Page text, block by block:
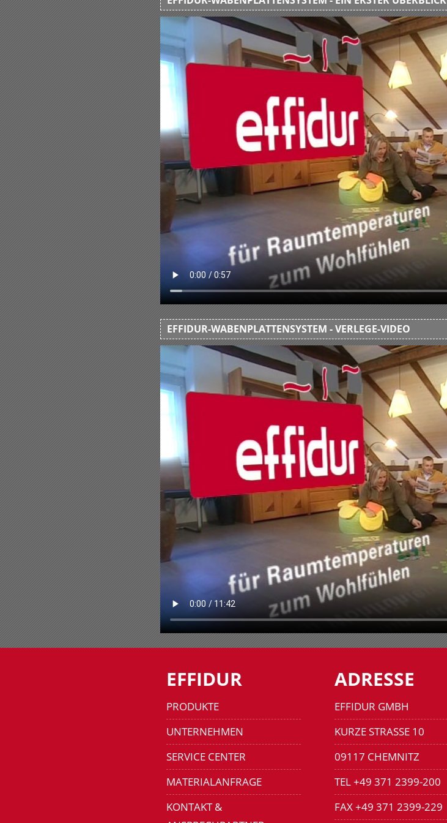
EFFIDUR-WABENPLATTENSYSTEM - VERLEGE-VIDEO
EFFIDUR
PRODUKTE
UNTERNEHMEN
SERVICE CENTER
MATERIALANFRAGE
KONTAKT &
ADRESSE
EFFIDUR GMBH
KURZE STRASSE 10
09117 CHEMNITZ
TEL +49 371 2399-200
FAX +49 371 2399-229